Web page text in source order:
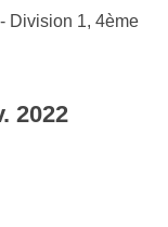
Division 1, 4ème
2022